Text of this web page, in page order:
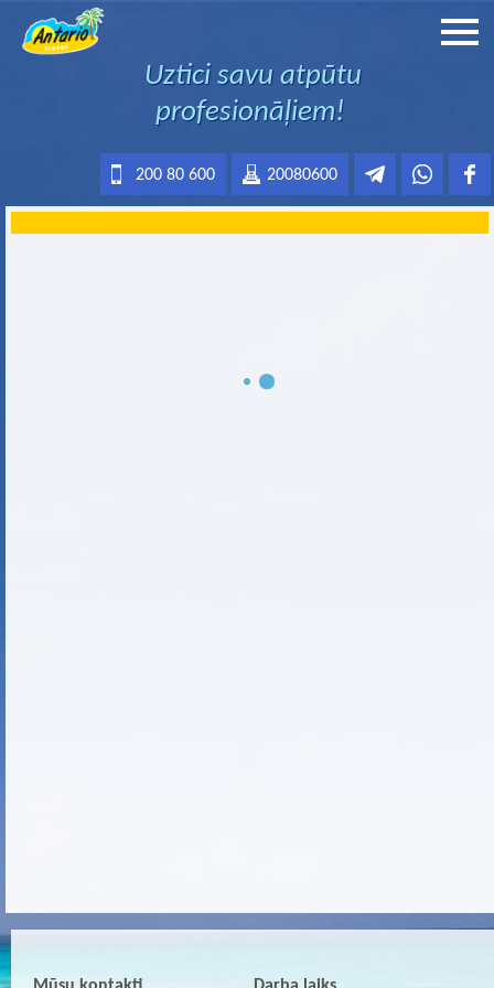
Uztici savu atpūtu
profesionāļiem!
20080600
200 80 600